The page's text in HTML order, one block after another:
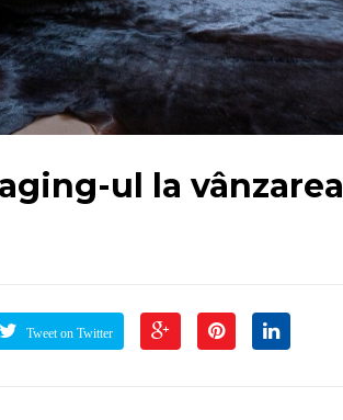
ul la vânzarea
Tweet on Twitter